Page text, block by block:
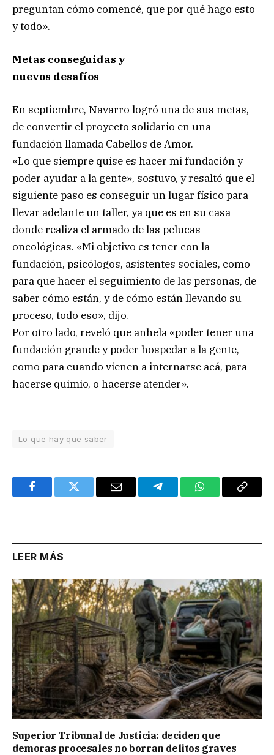
preguntan cómo comencé, que por qué hago esto
y todo».
Metas conseguidas y
nuevos desafíos
En septiembre, Navarro logró una de sus metas,
de convertir el proyecto solidario en una
fundación llamada Cabellos de Amor.
«Lo que siempre quise es hacer mi fundación y
poder ayudar a la gente», sostuvo, y resaltó que el
siguiente paso es conseguir un lugar físico para
llevar adelante un taller, ya que es en su casa
donde realiza el armado de las pelucas
oncológicas. «Mi objetivo es tener con la
fundación, psicólogos, asistentes sociales, como
para que hacer el seguimiento de las personas, de
saber cómo están, y de cómo están llevando su
proceso, todo eso», dijo.
Por otro lado, reveló que anhela «poder tener una
fundación grande y poder hospedar a la gente,
como para cuando vienen a internarse acá, para
hacerse quimio, o hacerse atender».
Lo que hay que saber
FacebookTwitter Email TelegramWhatsAppCopy
LEER MÁS
Superior Tribunal de Justicia: deciden que
demoras procesales no borran delitos graves